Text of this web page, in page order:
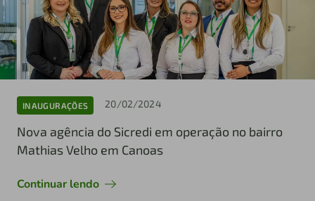
INAUGURAÇÕES 20/02/2024
Nova agência do Sicredi em operação no bairro
Mathias Velho em Canoas
Continuar lendo